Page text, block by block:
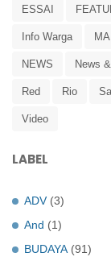
ESSAI
Info Warga
NEWS News
Red Rio
Video
LABEL
ADV (3)
And (1)
BUDAYA (91)